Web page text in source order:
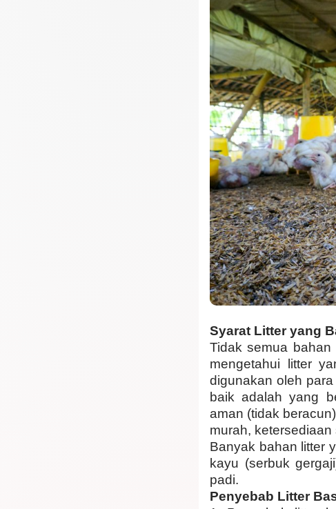
Syarat Litter yang
Tidak semua
mengetahui litter
digunakan oleh
baik adalah yang
aman (tidak
murah,
Banyak bahan litter
kayu (serbuk
padi.
Penyebab Litter